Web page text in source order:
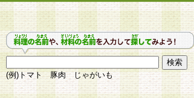
(例)トマト 豚肉 じゃがいも